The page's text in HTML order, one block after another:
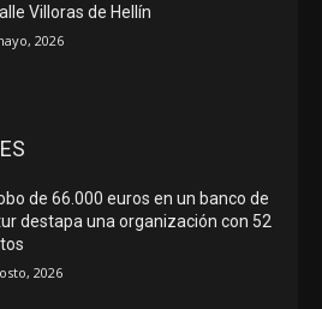
Villoras de Hellín
2026
de 66.000 euros en un banco de
destapa una organización con 52
2026